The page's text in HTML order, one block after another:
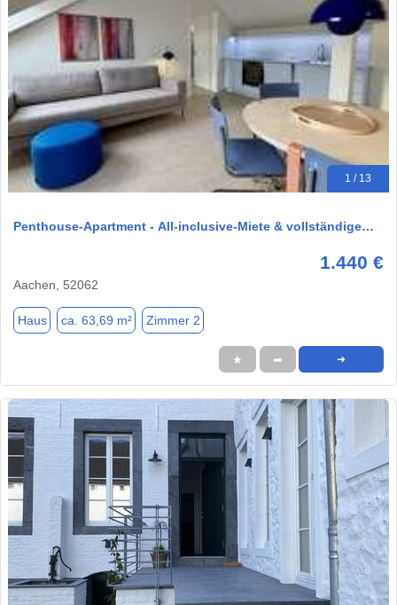
1 / 13
Penthouse-Apartment - All-inclusive-Miete & vollständige…
1.440 €
Aachen, 52062
Haus ca. 63,69 m² Zimmer 2
★ ➦ ➜